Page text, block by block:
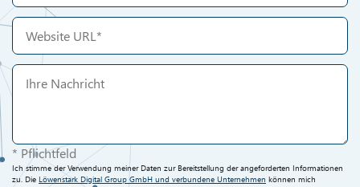
* Pflichtfeld
Ich stimme der Verwendung meiner Daten zur Bereitstellung der angeforderten Informationen
zu. Die Löwenstark Digital Group GmbH und verbundene Unternehmen können mich